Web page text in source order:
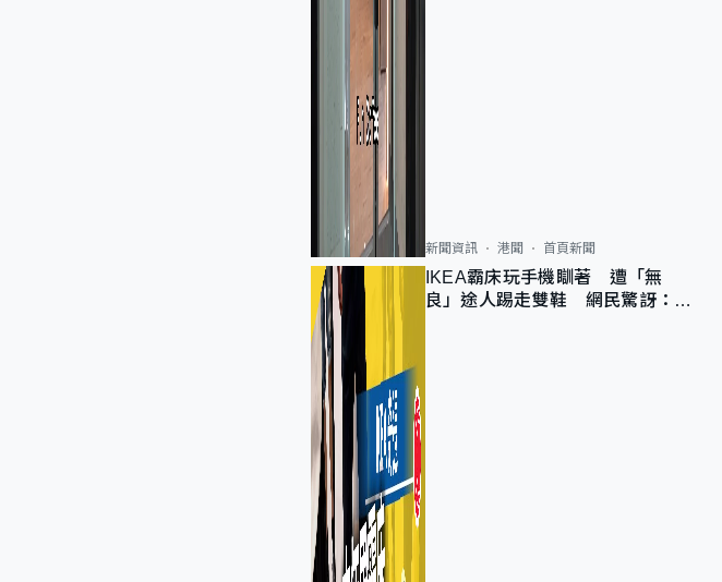
新聞資訊 港聞 首頁新聞
IKEA霸床玩手機瞓著 遭「無
良」途人踢走雙鞋 網民驚訝：冇